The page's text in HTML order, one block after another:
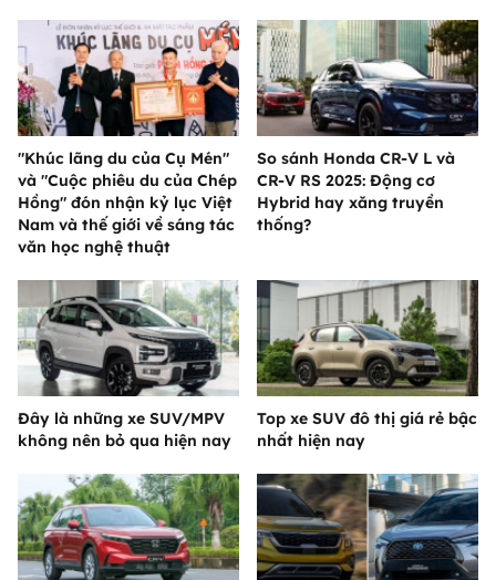
"Khúc lãng du của Cụ Mén"
và "Cuộc phiêu du của Chép
Hồng" đón nhận kỷ lục Việt
Nam và thế giới về sáng tác
văn học nghệ thuật
So sánh Honda CR-V L và
CR-V RS 2025: Động cơ
Hybrid hay xăng truyền
thống?
Đây là những xe SUV/MPV
không nên bỏ qua hiện nay
Top xe SUV đô thị giá rẻ bậc
nhất hiện nay